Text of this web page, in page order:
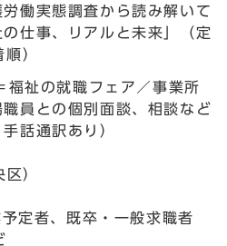
働実態調査から読み解いて
仕事、リアルと未来」（定
）
祉の就職フェア／事業所
員との個別面談、相談など
話通訳あり）
）
定者、既卒・一般求職者